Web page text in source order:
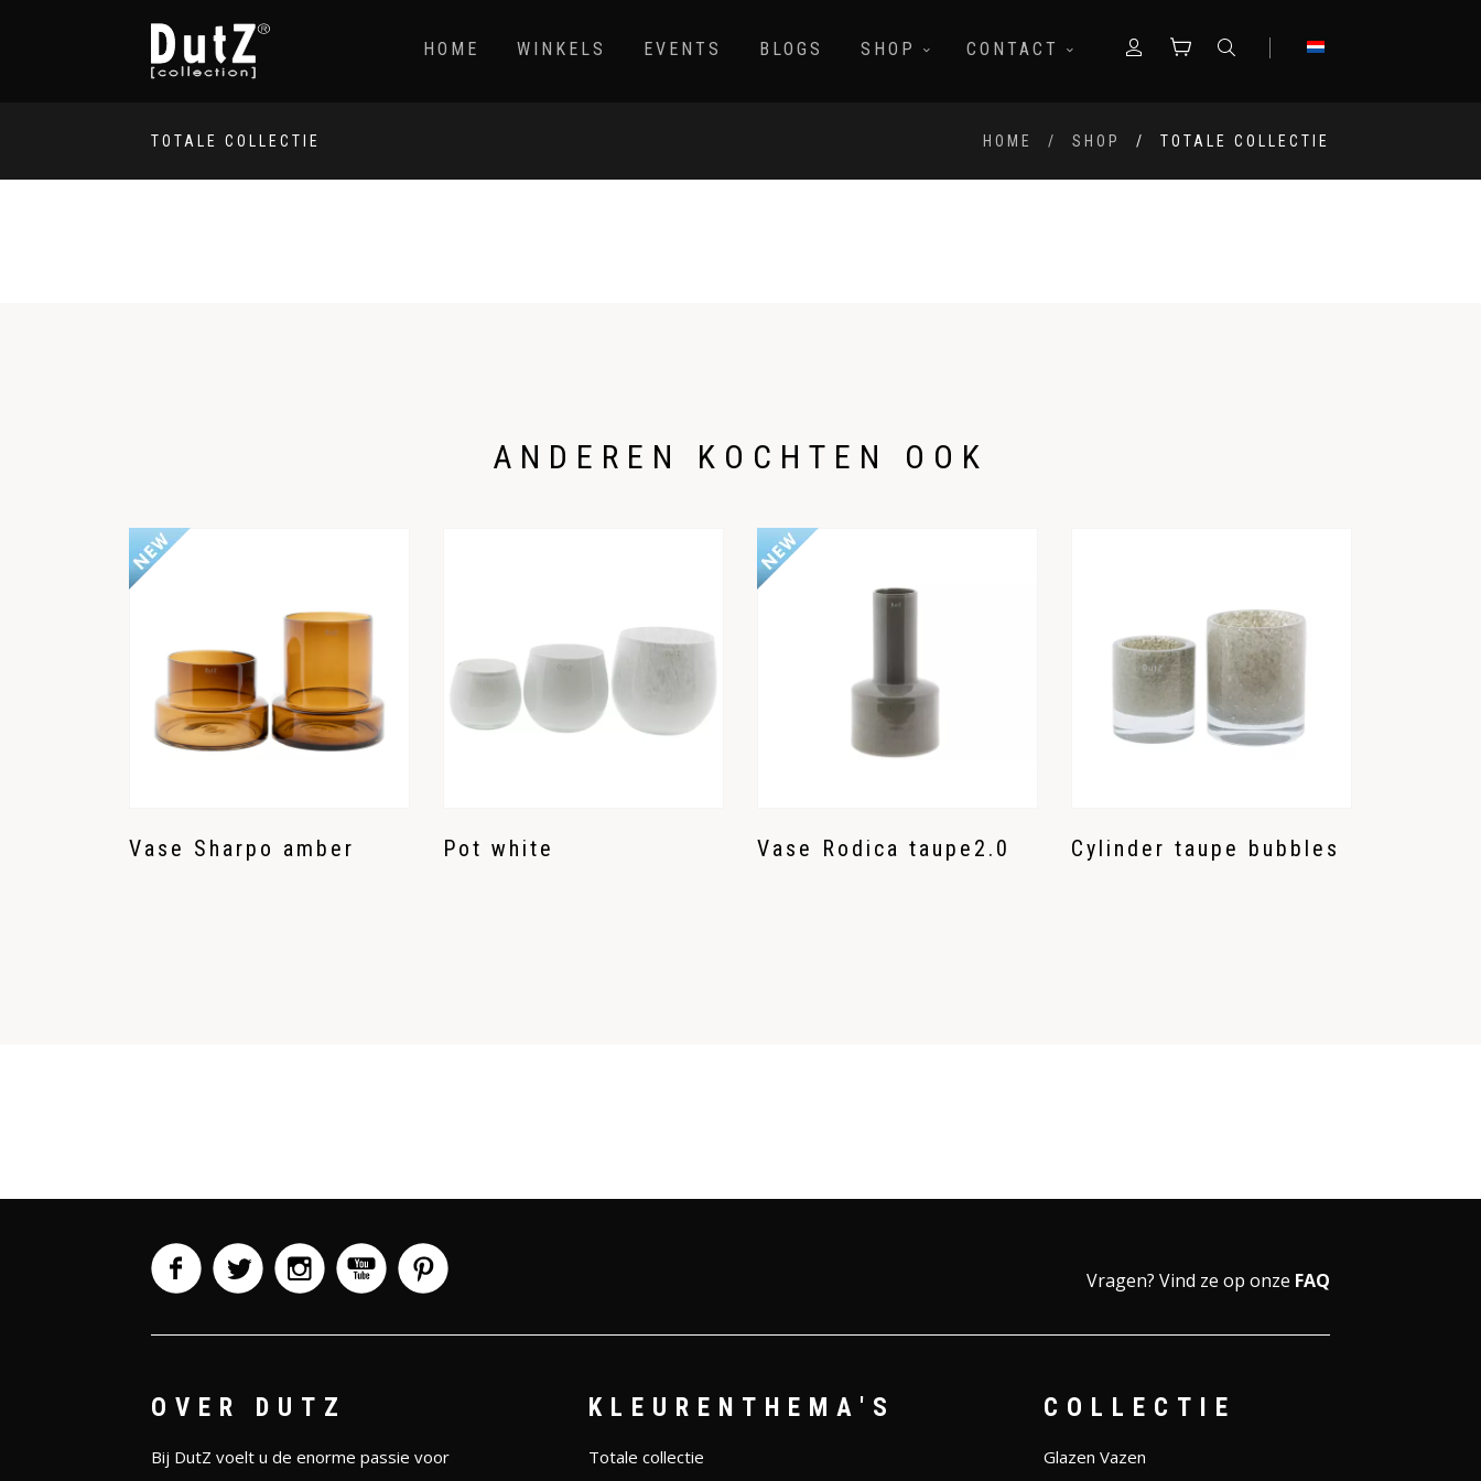
HOME WINKELS EVENTS BLOGS SHOP CONTACT
TOTALE COLLECTIE HOME SHOP TOTALE COLLECTIE
ANDEREN KOCHTEN OOK
Vase Sharpo amber Pot white Vase Rodica taupe2.0 Cylinder taupe bubbles
Vragen? Vind ze op onze FAQ
OVER DUTZ
Bij DutZ voelt u de enorme passie voor
KLEURENTHEMA'S
Totale collectie
COLLECTIE
Glazen Vazen